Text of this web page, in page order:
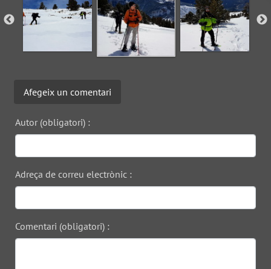
Afegeix un comentari
Autor (obligatori) :
Adreça de correu electrònic :
Comentari (obligatori) :